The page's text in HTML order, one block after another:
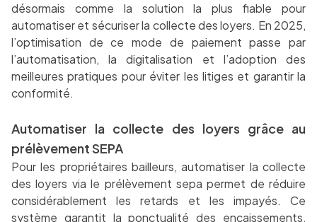
désormais comme la solution la plus fiable pour
automatiser et sécuriser la collecte des loyers. En 2025,
l’optimisation de ce mode de paiement passe par
l’automatisation, la digitalisation et l’adoption des
meilleures pratiques pour éviter les litiges et garantir la
conformité.
Automatiser la collecte des loyers grâce au
prélèvement SEPA
Pour les propriétaires bailleurs, automatiser la collecte
des loyers via le prélèvement sepa permet de réduire
considérablement les retards et les impayés. Ce
système garantit la ponctualité des encaissements,